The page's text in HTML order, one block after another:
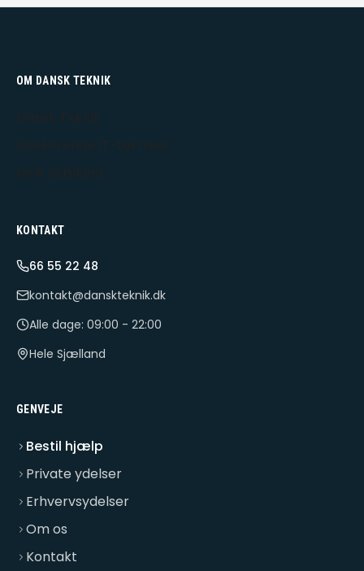
OM DANSK TEKNIK
KONTAKT
66 55 22 48
kontakt@danskteknik.dk
Alle dage: 09:00 - 22:00
Hele Sjælland
GENVEJE
Bestil hjælp
Private ydelser
Erhvervsydelser
Om os
Kontakt